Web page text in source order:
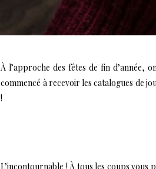
À l’approche des fêtes de fin d’année,
commencé à recevoir les catalogues de
!
L’incontournable ! À tous les coups vous